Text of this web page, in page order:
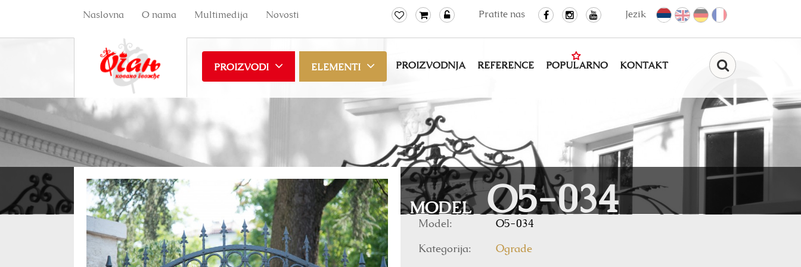
Jezik
Pratite nas
Naslovna O nama Multimedija Novosti
PROIZVODI ELEMENTI PROIZVODNJA REFERENCE POPULARNO KONTAKT
MODEL O5-034
Model: O5-034
Kategorija: Ograde